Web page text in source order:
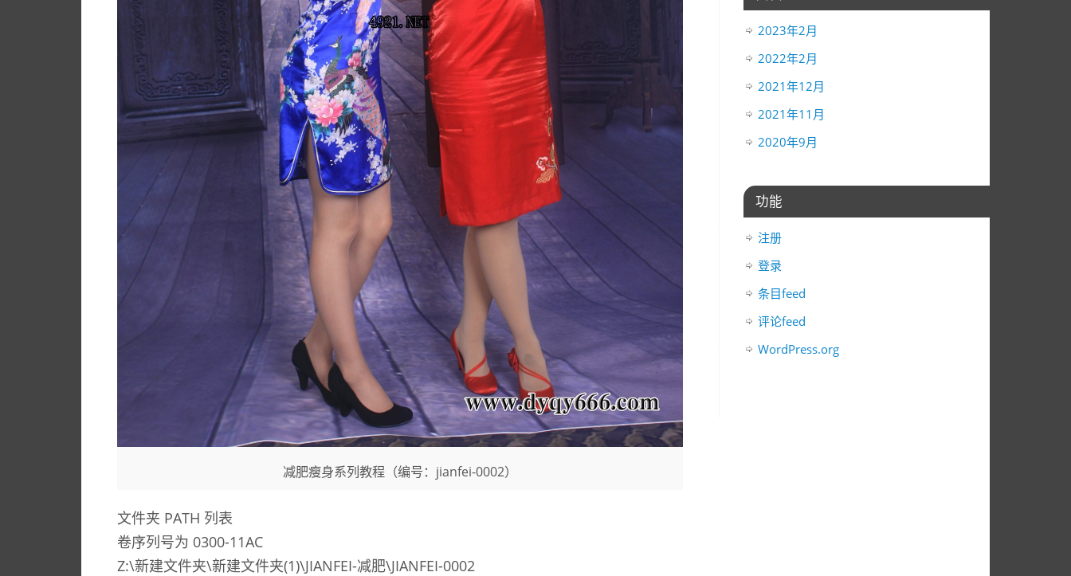
减肥瘦身系列教程（编号：jianfei-0002）
文件夹 PATH 列表
卷序列号为 0300-11AC
Z:\新建文件夹\新建文件夹(1)\JIANFEI-减肥\JIANFEI-0002
2023年2月
2022年2月
2021年12月
2021年11月
2020年9月
功能
注册
登录
条目feed
评论feed
WordPress.org